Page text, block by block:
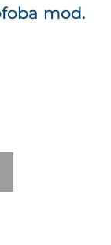
mod.